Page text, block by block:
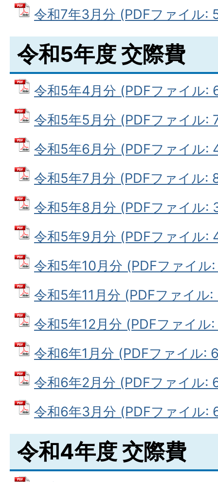
令和7年3月分 (PDFファイル:
令和5年度 交際費
令和5年4月分 (PDFファイル:
令和5年5月分 (PDFファイル:
令和5年6月分 (PDFファイル:
令和5年7月分 (PDFファイル:
令和5年8月分 (PDFファイル:
令和5年9月分 (PDFファイル:
令和5年10月分 (PDFファイル
令和5年11月分 (PDFファイル:
令和5年12月分 (PDFファイル
令和6年1月分 (PDFファイル:
令和6年2月分 (PDFファイル:
令和6年3月分 (PDFファイル:
令和4年度 交際費